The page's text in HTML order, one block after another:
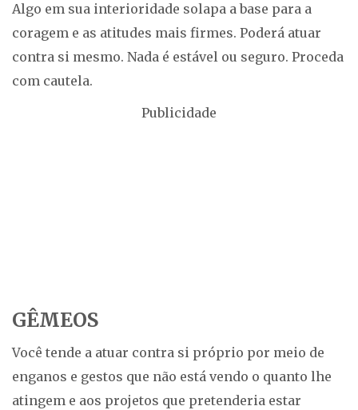
Algo em sua interioridade solapa a base para a
coragem e as atitudes mais firmes. Poderá atuar
contra si mesmo. Nada é estável ou seguro. Proceda
com cautela.
Publicidade
GÊMEOS
Você tende a atuar contra si próprio por meio de
enganos e gestos que não está vendo o quanto lhe
atingem e aos projetos que pretenderia estar